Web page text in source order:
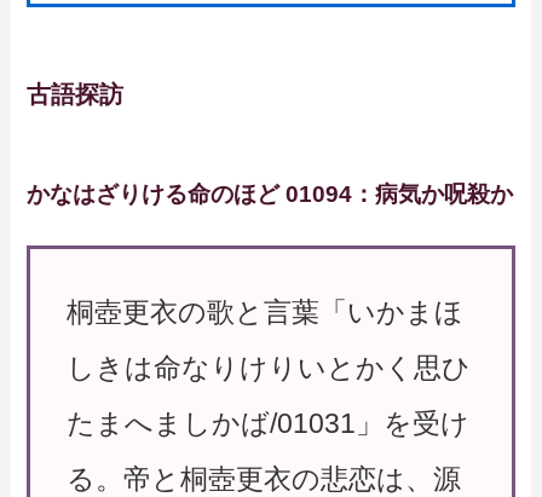
古語探訪
かなはざりける命のほど 01094：病気か呪殺か
桐壺更衣の歌と言葉「いかまほ
しきは命なりけりいとかく思ひ
たまへましかば/01031」を受け
る。帝と桐壺更衣の悲恋は、源